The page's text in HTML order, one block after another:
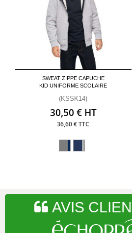
SWEAT ZIPPE CAPUCHE
KID UNIFORME SCOLAIRE
(KSSK14)
30,50 € HT
36,60 € TTC